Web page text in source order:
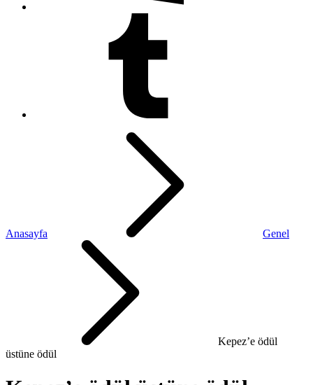
Anasayfa Genel
Kepez’e ödül
üstüne ödül